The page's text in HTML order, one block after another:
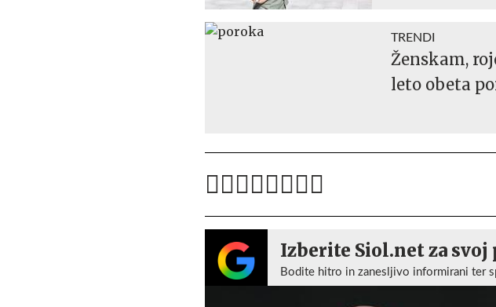
TRENDI
Ženskam,
leto obeta
Izberite Siol.net za
Bodite hitro in zanesljivo informirani ter